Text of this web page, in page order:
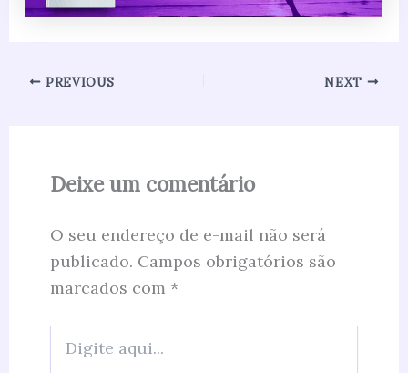
PREVIOUS NEXT
Deixe um comentário
O seu endereço de e-mail não será
publicado. Campos obrigatórios são
marcados com *
aqui...